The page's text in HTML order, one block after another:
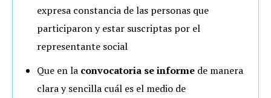
expresa constancia de las personas que
participaron y estar suscriptas por el
representante social
Que en la convocatoria se informe de manera
clara y sencilla cuál es el medio de